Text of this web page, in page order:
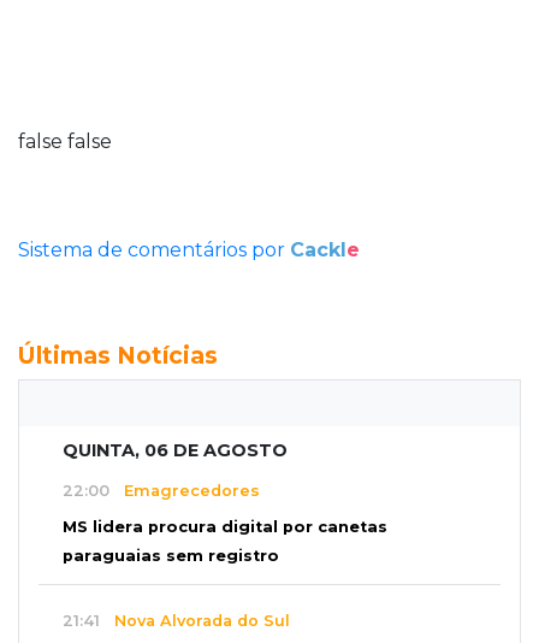
false false
Sistema de comentários por Cackle
Últimas Notícias
QUINTA, 06 DE AGOSTO
22:00 Emagrecedores
MS lidera procura digital por canetas
paraguaias sem registro
21:41 Nova Alvorada do Sul